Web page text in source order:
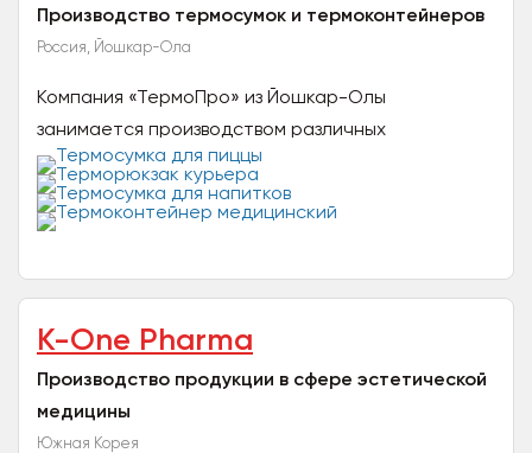
Производство термосумок и термоконтейнеров
Россия, Йошкар-Ола
Компания «ТермоПро» из Йошкар-Олы
занимается производством различных
термосумок и термоконтейнеров с 2007 года,
купить которые оптом и в розницу для...
K-One Pharma
Производство продукции в сфере эстетической
медицины
Южная Корея